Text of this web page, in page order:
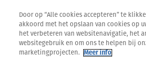
Door op “Alle cookies accepteren” te
akkoord met het opslaan van cookies op
het verbeteren van websitenavigatie, het
websitegebruik en om ons te helpen bij
marketingprojecten.
Meer info